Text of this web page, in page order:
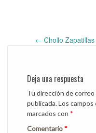
Post
← Chollo
Deja una respuesta
Tu dirección de
publicada.Los
marcados con *
Comentario *